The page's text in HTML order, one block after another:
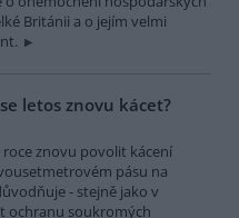
Británii a o jejím velmi
letos znovu kácet?
znovu povolit kácení
pásu na
- stejně jako v
ochranu soukromých